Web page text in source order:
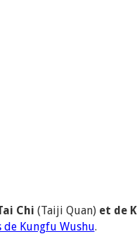
Chi (Taiji Quan) et de
de Kungfu Wushu.